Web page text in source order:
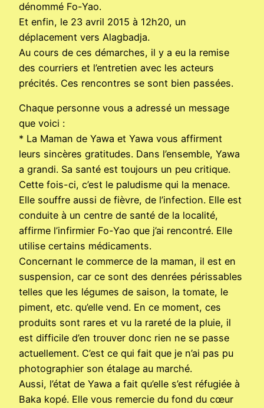
dénommé Fo-Yao.
Et enfin, le 23 avril 2015 à 12h20, un
déplacement vers Alagbadja.
Au cours de ces démarches, il y a eu la remise
des courriers et l’entretien avec les acteurs
précités. Ces rencontres se sont bien passées.
Chaque personne vous a adressé un message
que voici :
* La Maman de Yawa et Yawa vous affirment
leurs sincères gratitudes. Dans l’ensemble, Yawa
a grandi. Sa santé est toujours un peu critique.
Cette fois-ci, c’est le paludisme qui la menace.
Elle souffre aussi de fièvre, de l’infection. Elle est
conduite à un centre de santé de la localité,
affirme l’infirmier Fo-Yao que j’ai rencontré. Elle
utilise certains médicaments.
Concernant le commerce de la maman, il est en
suspension, car ce sont des denrées périssables
telles que les légumes de saison, la tomate, le
piment, etc. qu’elle vend. En ce moment, ces
produits sont rares et vu la rareté de la pluie, il
est difficile d’en trouver donc rien ne se passe
actuellement. C’est ce qui fait que je n’ai pas pu
photographier son étalage au marché.
Aussi, l’état de Yawa a fait qu’elle s’est réfugiée à
Baka kopé. Elle vous remercie du fond du cœur